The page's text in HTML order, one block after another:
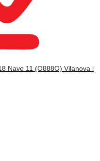
Nave 11 (O888O) Vilanova i